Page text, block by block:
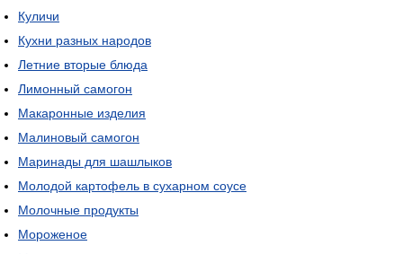
Куличи
Кухни разных народов
Летние вторые блюда
Лимонный самогон
Макаронные изделия
Малиновый самогон
Маринады для шашлыков
Молодой картофель в сухарном соусе
Молочные продукты
Мороженое